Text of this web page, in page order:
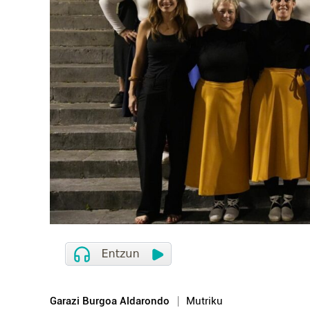
Garazi Burgoa Aldarondo Mutriku